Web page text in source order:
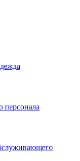
персонала